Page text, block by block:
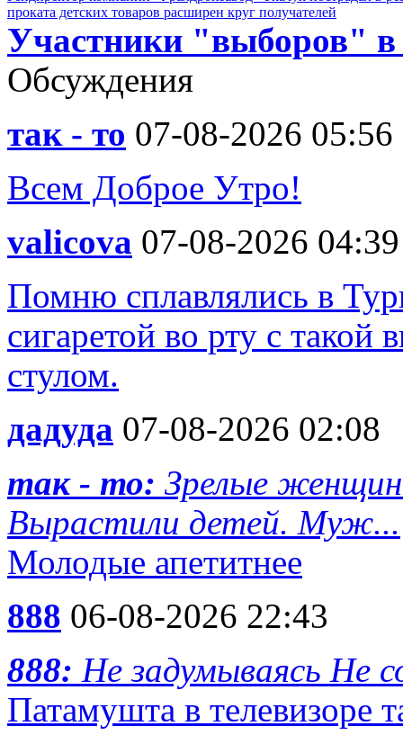
проката детских товаров расширен круг получателей
Участники "выборов" в
Обсуждения
так - то 07-08-2026 05:56
Всем Доброе Утро!
valicova 07-08-2026 04:39
Помню сплавлялись в
сигаретой во рту с
стулом.
дадуда 07-08-2026 02:08
так - то: Зрелые
Вырастили детей. Муж...
Молодые апетитнее
888 06-08-2026 22:43
888: Не задумываясь Не
Патамушта в телевизоре